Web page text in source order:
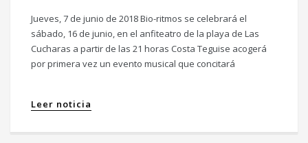
Jueves, 7 de junio de 2018 Bio-ritmos se celebrará el
sábado, 16 de junio, en el anfiteatro de la playa de Las
Cucharas a partir de las 21 horas Costa Teguise acogerá
por primera vez un evento musical que concitará
Leer noticia